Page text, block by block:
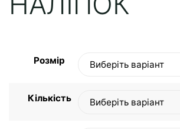
Розмір
Кількість